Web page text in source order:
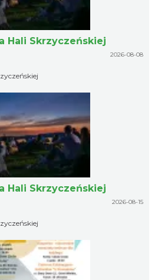
Hali Skrzyczeńskiej
2026-08-08
Hali Skrzyczeńskiej
2026-08-15